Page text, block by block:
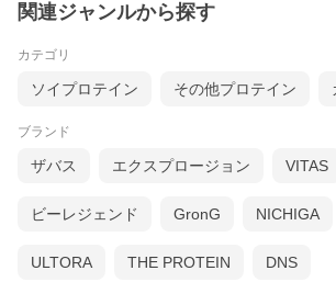
関連ジャンルから探す
カテゴリ
ソイプロテイン その他プロテイン
ブランド
ザバス エクスプロージョン VITAS
ビーレジェンド GronG NICHIGA
ULTORA THE PROTEIN DNS